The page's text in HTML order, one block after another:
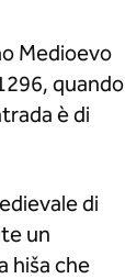
Medioevo
quando
è di
di
un
hiša che